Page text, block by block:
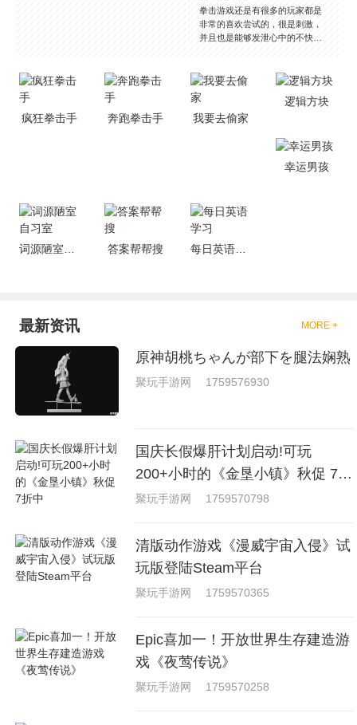
拳击游戏还是有很多的玩家都是
非常的喜欢尝试的，很是刺激，
并且也是能够发泄心中的不快
是一些格斗的游戏，其实是非常
的有趣，也是相当的刺激的，游
戏中是有一些不同的场景都是能
够去进行体验的，我们也是能够
就是收集了一些有意思的拳击游
戏，相信你们一定会喜欢的。
疯狂拳击手 奔跑拳击手 我要去偷家
逻辑方块
幸运男孩
词源陋室自习室 答案帮帮搜 每日英语学习
最新资讯 MORE +
原神胡桃ちゃんが部下を腿法娴熟
聚玩手游网 1759576930
国庆长假爆肝计划启动!可玩
200+小时的《金垦小镇》秋促 7折
中
聚玩手游网 1759570798
清版动作游戏《漫威宇宙入侵》试
玩版登陆Steam平台
聚玩手游网 1759570365
Epic喜加一！开放世界生存建造游
戏《夜莺传说》
聚玩手游网 1759570258